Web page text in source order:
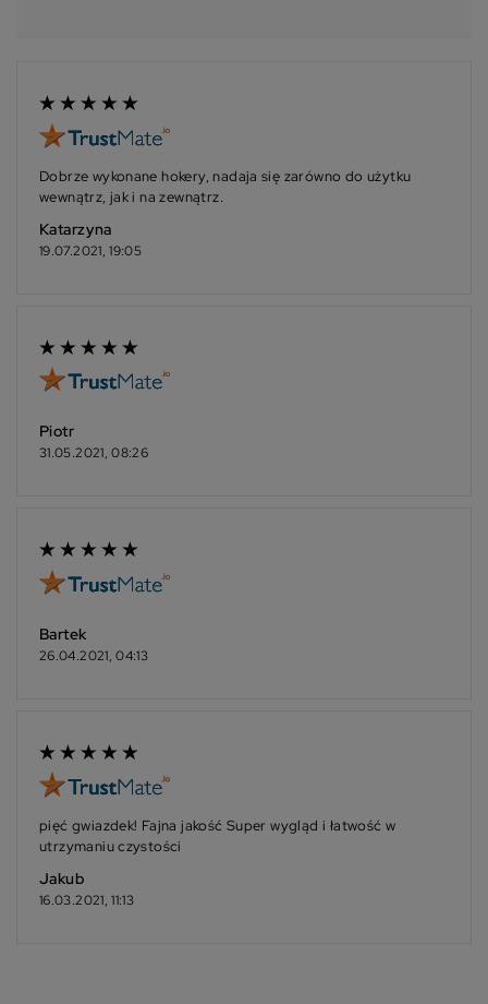
Dobrze wykonane hokery, nadaja się zarówno do użytku
wewnątrz, jak i na zewnątrz.
Katarzyna
19.07.2021, 19:05
Piotr
31.05.2021, 08:26
Bartek
26.04.2021, 04:13
pięć gwiazdek! Fajna jakość Super wygląd i łatwość w
utrzymaniu czystości
Jakub
16.03.2021, 11:13